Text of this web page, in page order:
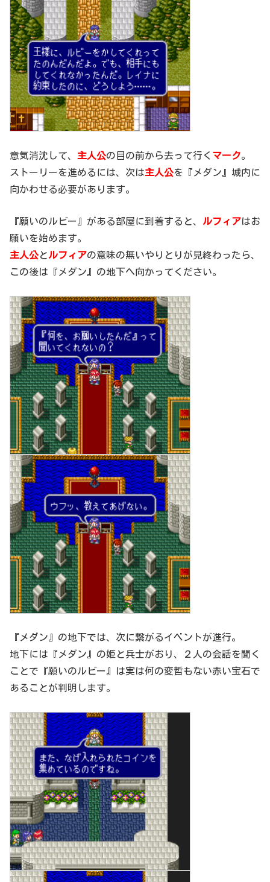
意気消沈して、 主人公の目の前から去って行く マーク。
ストーリーを進めるには、次は主人公を『メダン』城内に
向かわせる必要があります。
『願いのルビー』がある部屋に到着すると、 ルフィアはお
願いを始めます。
主人公とルフィアの意味の無いやりとりが見終わったら、
この後は『メダン』の地下へ向かってください。
『メダン』の地下では、次に繋がるイベントが進行。
地下には『メダン』の姫と兵士がおり、２人の会話を聞く
ことで『願いのルビー』は実は何の変哲もない赤い宝石で
あることが判明します。